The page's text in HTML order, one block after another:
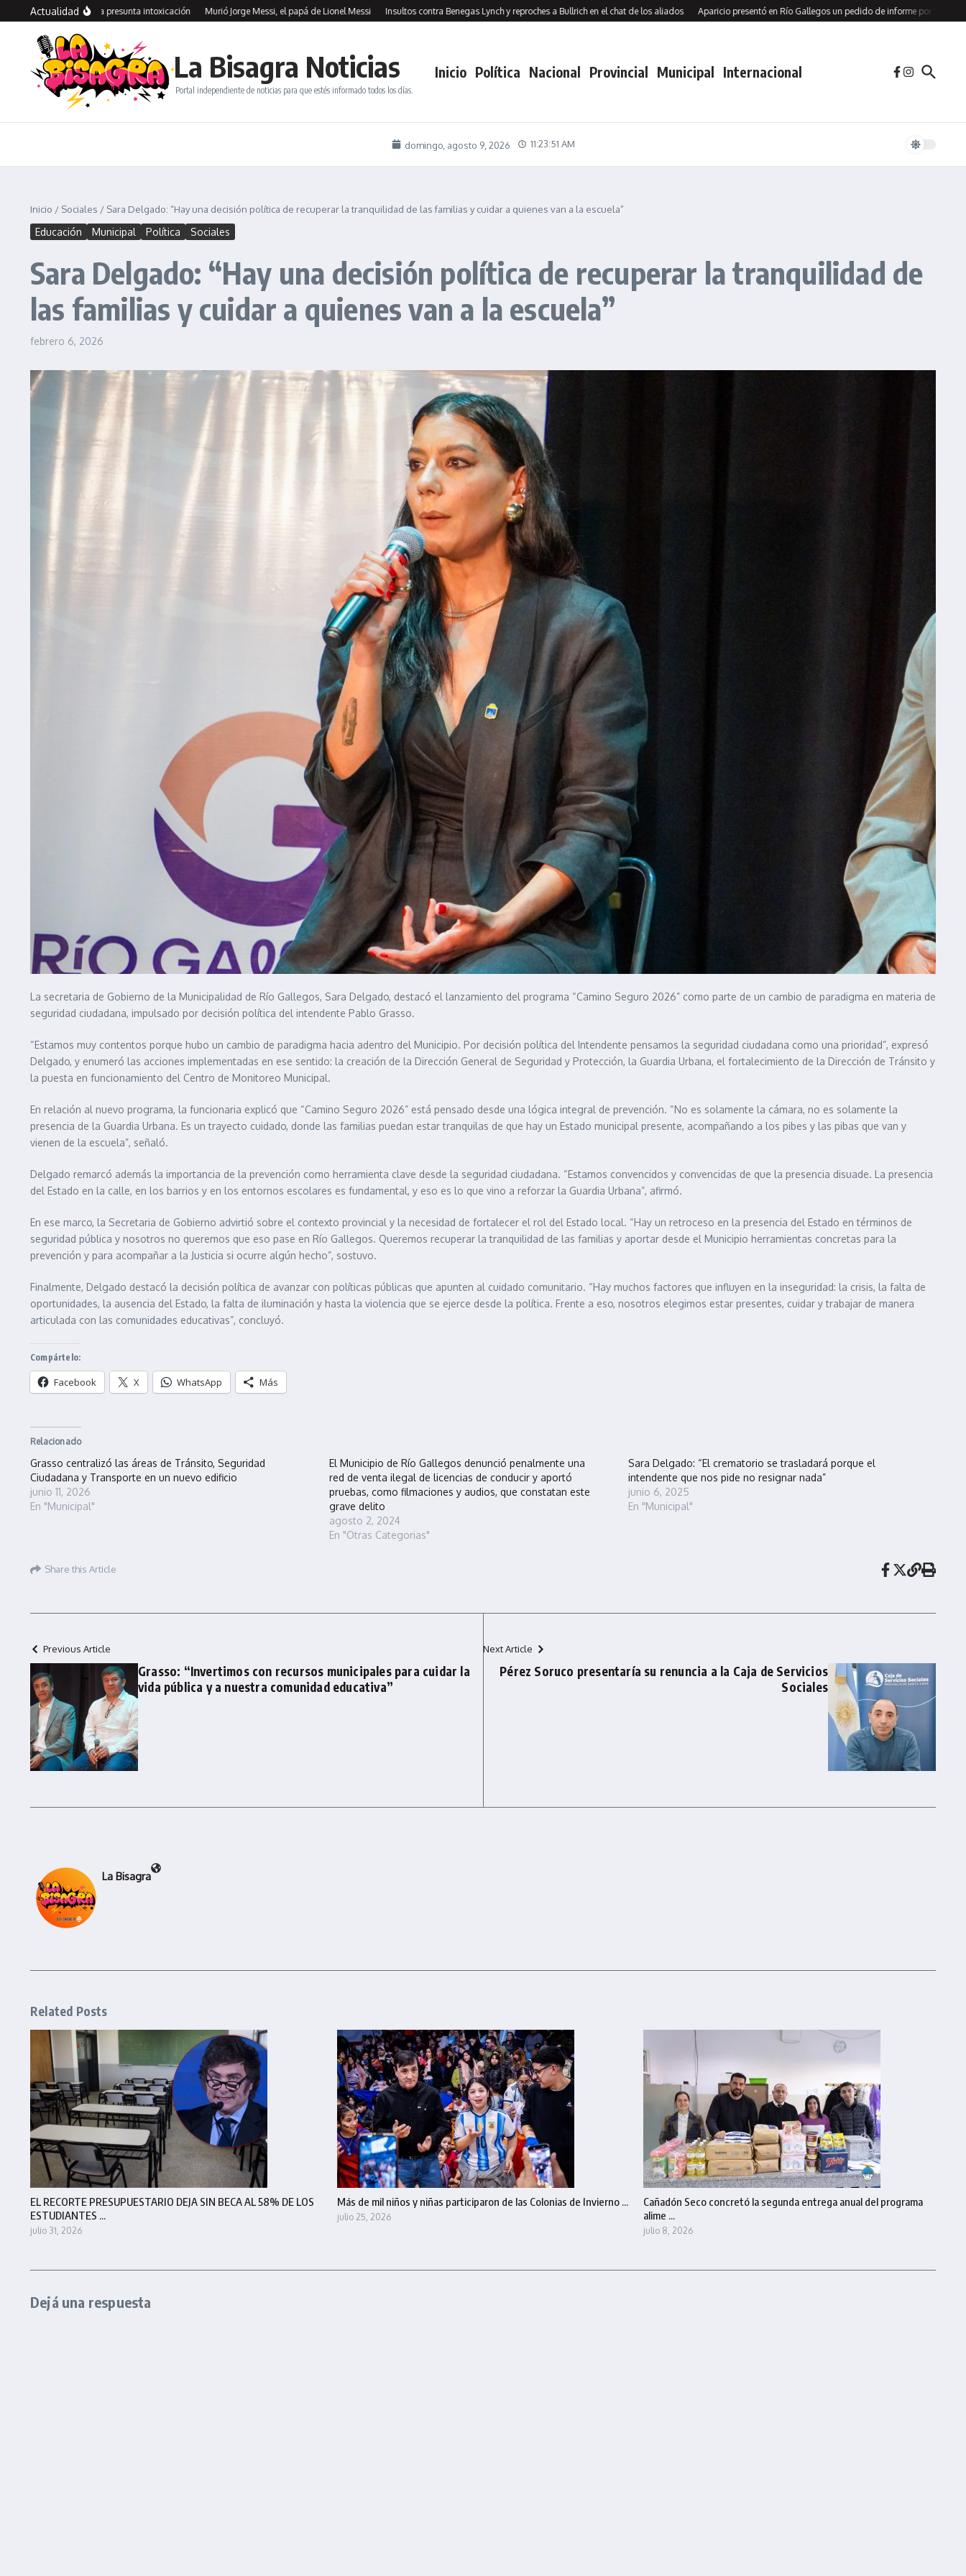
Saltar al contenido
Actualidad
investigan una presunta intoxicación Murió Jorge Messi, el papá de Lionel Messi Insultos contra Benegas Lynch y reproches a Bullrich en el chat de los aliados Aparicio presentó en Río Gallegos un pedido de informe por la Cuota Social
La Bisagra Noticias
Portal independiente de noticias para que estés informado todos los días.
Inicio Política Nacional Provincial Municipal Internacional
domingo, agosto 9, 2026 11:23:52 AM
Inicio / Sociales / Sara Delgado: “Hay una decisión política de recuperar la tranquilidad de las familias y cuidar a quienes van a la escuela”
Educación Municipal Política Sociales
Sara Delgado: “Hay una decisión política de recuperar la tranquilidad de
las familias y cuidar a quienes van a la escuela”
febrero 6, 2026
La secretaria de Gobierno de la Municipalidad de Río Gallegos, Sara Delgado, destacó el lanzamiento del programa “Camino Seguro 2026” como parte de un cambio de paradigma en materia de
seguridad ciudadana, impulsado por decisión política del intendente Pablo Grasso.
“Estamos muy contentos porque hubo un cambio de paradigma hacia adentro del Municipio. Por decisión política del Intendente pensamos la seguridad ciudadana como una prioridad”, expresó
Delgado, y enumeró las acciones implementadas en ese sentido: la creación de la Dirección General de Seguridad y Protección, la Guardia Urbana, el fortalecimiento de la Dirección de Tránsito y
la puesta en funcionamiento del Centro de Monitoreo Municipal.
En relación al nuevo programa, la funcionaria explicó que “Camino Seguro 2026” está pensado desde una lógica integral de prevención. “No es solamente la cámara, no es solamente la
presencia de la Guardia Urbana. Es un trayecto cuidado, donde las familias puedan estar tranquilas de que hay un Estado municipal presente, acompañando a los pibes y las pibas que van y
vienen de la escuela”, señaló.
Delgado remarcó además la importancia de la prevención como herramienta clave desde la seguridad ciudadana. “Estamos convencidos y convencidas de que la presencia disuade. La presencia
del Estado en la calle, en los barrios y en los entornos escolares es fundamental, y eso es lo que vino a reforzar la Guardia Urbana”, afirmó.
En ese marco, la Secretaria de Gobierno advirtió sobre el contexto provincial y la necesidad de fortalecer el rol del Estado local. “Hay un retroceso en la presencia del Estado en términos de
seguridad pública y nosotros no queremos que eso pase en Río Gallegos. Queremos recuperar la tranquilidad de las familias y aportar desde el Municipio herramientas concretas para la
prevención y para acompañar a la Justicia si ocurre algún hecho”, sostuvo.
Finalmente, Delgado destacó la decisión política de avanzar con políticas públicas que apunten al cuidado comunitario. “Hay muchos factores que influyen en la inseguridad: la crisis, la falta de
oportunidades, la ausencia del Estado, la falta de iluminación y hasta la violencia que se ejerce desde la política. Frente a eso, nosotros elegimos estar presentes, cuidar y trabajar de manera
articulada con las comunidades educativas”, concluyó.
Compártelo:
Facebook X WhatsApp Más
Relacionado
Grasso centralizó las áreas de Tránsito, Seguridad
Ciudadana y Transporte en un nuevo edificio
junio 11, 2026
En "Municipal"
El Municipio de Río Gallegos denunció penalmente una
red de venta ilegal de licencias de conducir y aportó
pruebas, como filmaciones y audios, que constatan este
grave delito
agosto 2, 2024
En "Otras Categorias"
Sara Delgado: “El crematorio se trasladará porque el
intendente que nos pide no resignar nada”
junio 6, 2025
En "Municipal"
Share this Article
Previous Article
Grasso: “Invertimos con recursos municipales para cuidar la
vida pública y a nuestra comunidad educativa”
Next Article
Pérez Soruco presentaría su renuncia a la Caja de Servicios
Sociales
La Bisagra
Related Posts
EL RECORTE PRESUPUESTARIO DEJA SIN BECA AL 58% DE LOS
ESTUDIANTES ...
julio 31, 2026
Más de mil niños y niñas participaron de las Colonias de Invierno ...
julio 25, 2026
Cañadón Seco concretó la segunda entrega anual del programa
alime ...
julio 8, 2026
Dejá una respuesta